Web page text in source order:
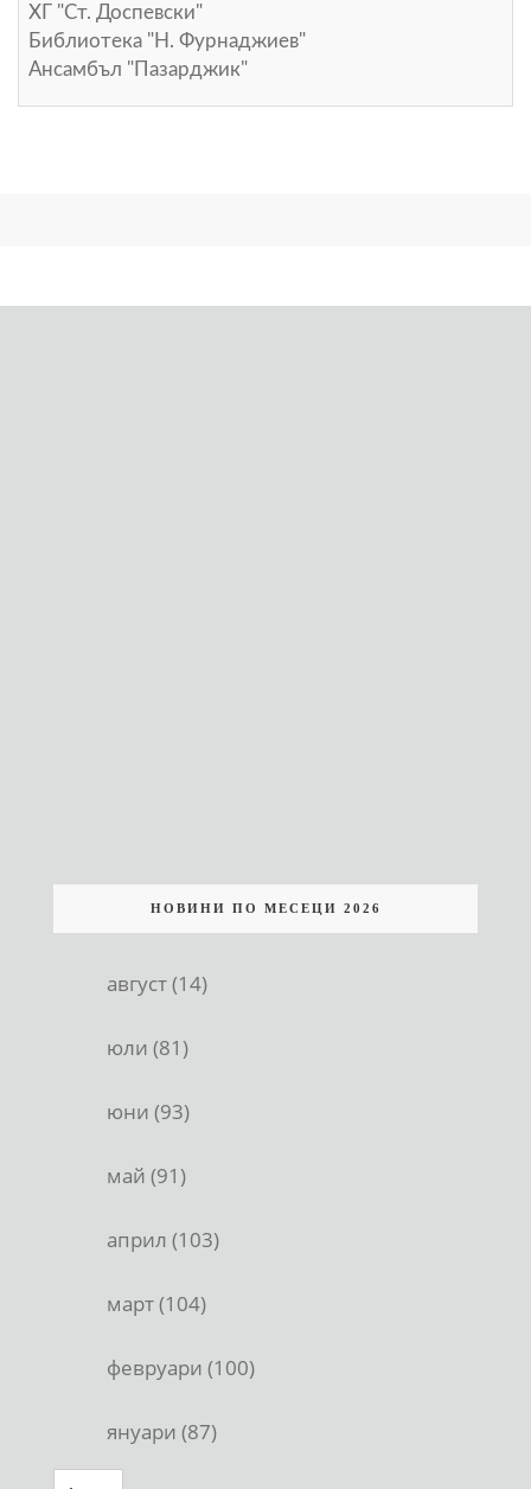
ХГ "Ст. Доспевски"
Библиотека "Н. Фурнаджиев"
Ансамбъл "Пазарджик"
НОВИНИ ПО МЕСЕЦИ 2026
август (14)
юли (81)
юни (93)
май (91)
април (103)
март (104)
февруари (100)
януари (87)